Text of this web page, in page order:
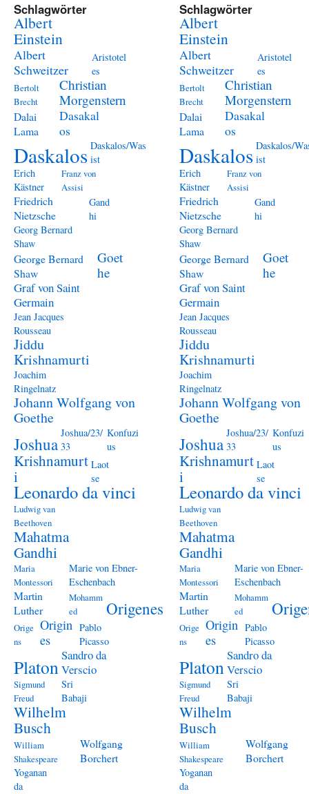
Schlagwörter
Albert
Einstein
Albert
Schweitzer
Aristotel
es
Bertolt
Brecht
Christian
Morgenstern
Dalai
Lama
Dasakal
os
Daskalos Daskalos/Was
ist
Erich
Kästner
Franz von
Assisi
Friedrich
Nietzsche
Gand
hi
Georg Bernard
Shaw
George Bernard
Shaw
Goet
he
Graf von Saint
Germain
Jean Jacques
Rousseau
Jiddu
Krishnamurti
Joachim
Ringelnatz
Johann Wolfgang von
Goethe
Joshua
Joshua/23/
33
Konfuzi
us
Krishnamurt
i
Laot
se
Leonardo da vinci
Ludwig van
Beethoven
Mahatma
Gandhi
Maria
Montessori
Marie von Ebner-
Eschenbach
Martin
Luther
Mohamm
ed
Origenes
Orige
ns
Origin
es
Pablo
Picasso
Platon
Sandro da
Verscio
Sigmund
Freud
Sri
Babaji
Wilhelm
Busch
William
Shakespeare
Wolfgang
Borchert
Yoganan
da
Schlagwörter
Albert
Einstein
Albert
Schweitzer
Aristotel
es
Bertolt
Brecht
Christian
Morgenstern
Dalai
Lama
Dasakal
os
Daskalos Daskalos/
ist
Erich
Kästner
Franz von
Assisi
Friedrich
Nietzsche
Gand
hi
Georg Bernard
Shaw
George Bernard
Shaw
Goet
he
Graf von Saint
Germain
Jean Jacques
Rousseau
Jiddu
Krishnamurti
Joachim
Ringelnatz
Johann Wolfgang von
Goethe
Joshua
Joshua/23/
33
Konfuzi
us
Krishnamurt
i
Laot
se
Leonardo da vinci
Ludwig van
Beethoven
Mahatma
Gandhi
Maria
Montessori
Marie von Ebner-
Eschenbach
Martin
Luther
Mohamm
ed
Orige
ns
Origin
es
Pablo
Picasso
Platon
Sandro da
Verscio
Sigmund
Freud
Sri
Babaji
Wilhelm
Busch
William
Shakespeare
Wolfgang
Borchert
Yoganan
da